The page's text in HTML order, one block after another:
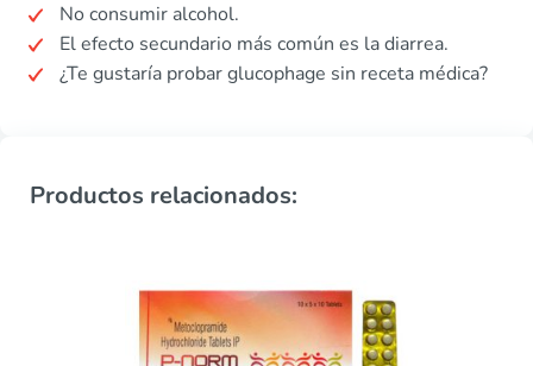
No consumir alcohol.
El efecto secundario más común es la diarrea.
¿Te gustaría probar glucophage sin receta médica?
Productos relacionados: